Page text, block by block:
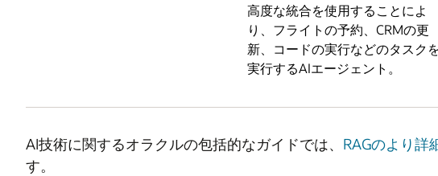
高度な統合を使用することによ
り、フライトの予約、CRMの更
新、コードの実行などのタスク
実行するAIエージェント。
AI技術に関するオラクルの包括的なガイドでは、 RAGのより詳
す。